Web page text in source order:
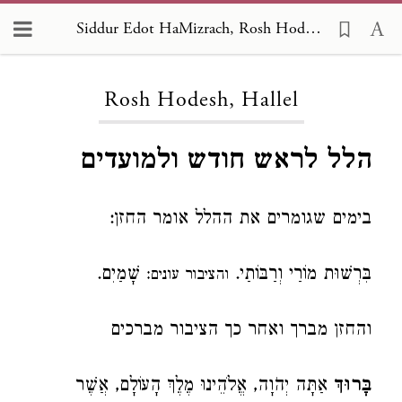
Siddur Edot HaMizrach, Rosh Hodesh, Hallel
Rosh Hodesh, Hallel
הלל לראש חודש ולמועדים
בימים שגומרים את ההלל אומר החזן:
בִּרְשׁוּת מוֹרַי וְרַבּוֹתַי. והציבור עונים: שָׁמַיִם.
והחזן מברך ואחר כך הציבור מברכים
בָּרוּךְ אַתָּה יְהֹוָה, אֱלֹהֵינוּ מֶלֶךְ הָעוֹלָם, אֲשֶׁר